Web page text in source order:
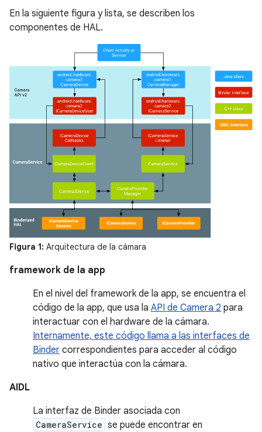
En la siguiente figura y lista, se describen los
componentes de HAL.
Figura 1: Arquitectura de la cámara
framework de la app
En el nivel del framework de la app, se encuentra el
código de la app, que usa la API de Camera 2 para
interactuar con el hardware de la cámara.
Internamente, este código llama a las interfaces de
Binder correspondientes para acceder al código
nativo que interactúa con la cámara.
AIDL
La interfaz de Binder asociada con
CameraService se puede encontrar en